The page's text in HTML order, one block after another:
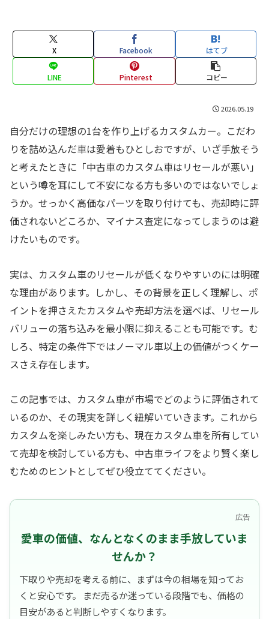
X Facebook はてブ
LINE Pinterest コピー
2026.05.19
自分だけの理想の1台を作り上げるカスタムカー。こだわ
りを詰め込んだ車は愛着もひとしおですが、いざ手放そう
と考えたときに「中古車のカスタム車はリセールが悪い」
という噂を耳にして不安になる方も多いのではないでしょ
うか。せっかく高価なパーツを取り付けても、売却時に評
価されないどころか、マイナス査定になってしまうのは避
けたいものです。
実は、カスタム車のリセールが低くなりやすいのには明確
な理由があります。しかし、その背景を正しく理解し、ポ
イントを押さえたカスタムや売却方法を選べば、リセール
バリューの落ち込みを最小限に抑えることも可能です。む
しろ、特定の条件下ではノーマル車以上の価値がつくケー
スさえ存在します。
この記事では、カスタム車が市場でどのように評価されて
いるのか、その現実を詳しく紐解いていきます。これから
カスタムを楽しみたい方も、現在カスタム車を所有してい
て売却を検討している方も、中古車ライフをより賢く楽し
むためのヒントとしてぜひ役立ててください。
広告
愛車の価値、なんとなくのまま手放していま
せんか？
下取りや売却を考える前に、まずは今の相場を知ってお
くと安心です。 まだ売るか迷っている段階でも、価格の
目安があると判断しやすくなります。